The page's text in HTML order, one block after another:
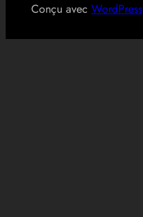
Conçu avec WordPress